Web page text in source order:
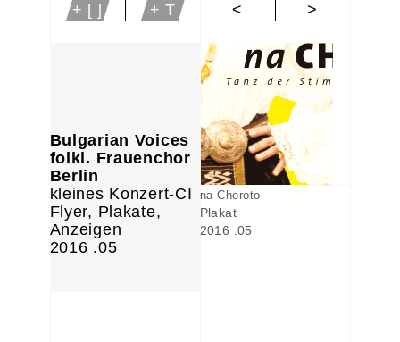
+ [ ]
+ T
<
>
Bulgarian Voices
folkl. Frauenchor
Berlin
kleines Konzert-CI
Flyer, Plakate,
Anzeigen
2016 .05
na Choroto
Plakat
2016 .05